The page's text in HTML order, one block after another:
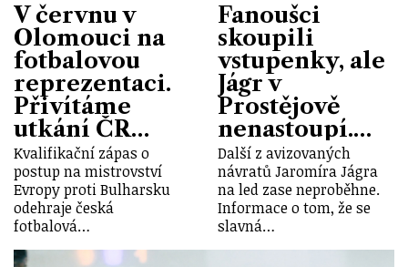
V červnu v
Olomouci na
fotbalovou
reprezentaci.
Přivítáme
utkání ČR…
Kvalifikační zápas o
postup na mistrovství
Evropy proti Bulharsku
odehraje česká
fotbalová…
Fanoušci
skoupili
vstupenky, ale
Jágr v
Prostějově
nenastoupí.…
Další z avizovaných
návratů Jaromíra Jágra
na led zase neproběhne.
Informace o tom, že se
slavná…